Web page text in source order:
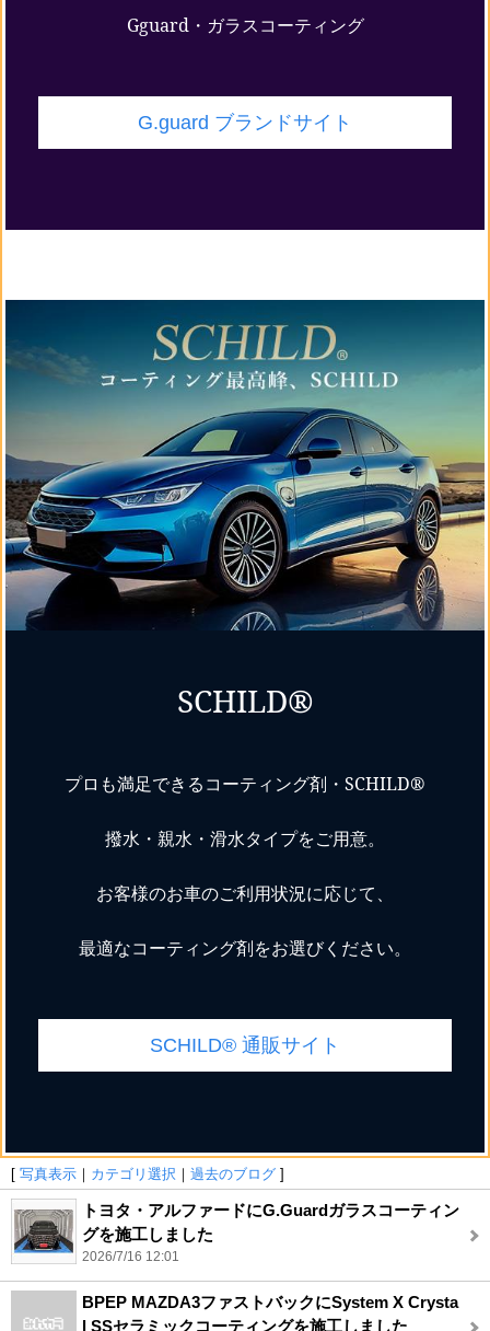
Gguard・ガラスコーティング
G.guard ブランドサイト
SCHILD®
プロも満足できるコーティング剤・SCHILD®
撥水・親水・滑水タイプをご用意。
お客様のお車のご利用状況に応じて、
最適なコーティング剤をお選びください。
SCHILD® 通販サイト
[ 写真表示 ｜ カテゴリ選択 ｜ 過去のブログ ]
トヨタ・アルファードにG.Guardガラスコーティン
グを施工しました
2026/7/16 12:01
BPEP MAZDA3ファストバックにSystem X Crysta
l SSセラミックコーティングを施工しました